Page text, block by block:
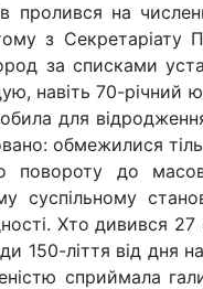
пролився на
з Секретаріату
за списками
навіть 70-річний
для
обмежилися
повороту до
суспільному
Хто дивився
150-ліття від дня
сприймала